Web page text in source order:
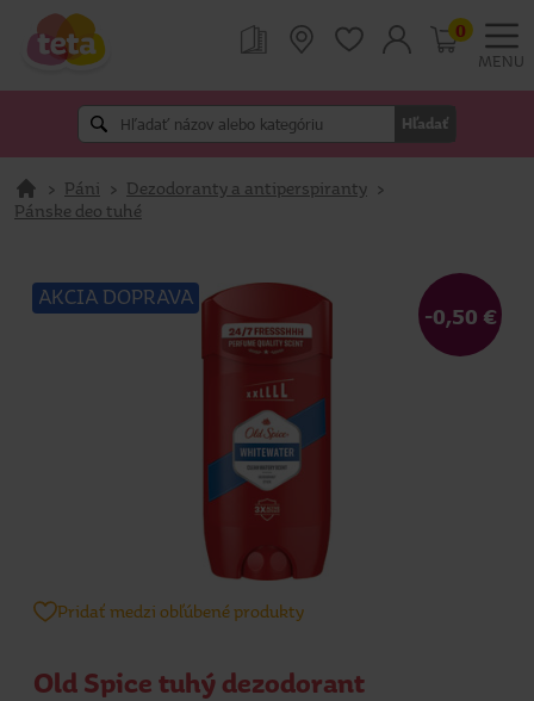
MENU
Hľadať
0
> Páni > Dezodoranty a antiperspiranty
>
Pánske deo tuhé
AKCIA DOPRAVA
-0,50 €
Pridať medzi obľúbené produkty
Old Spice tuhý dezodorant